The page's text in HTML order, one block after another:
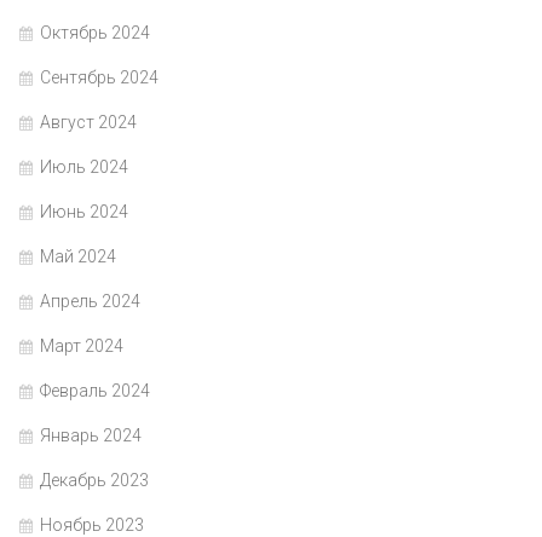
Октябрь 2024
Сентябрь 2024
Август 2024
Июль 2024
Июнь 2024
Май 2024
Апрель 2024
Март 2024
Февраль 2024
Январь 2024
Декабрь 2023
Ноябрь 2023